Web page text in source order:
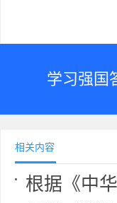
学习强国
相关内容
根据《中华人民共和国突